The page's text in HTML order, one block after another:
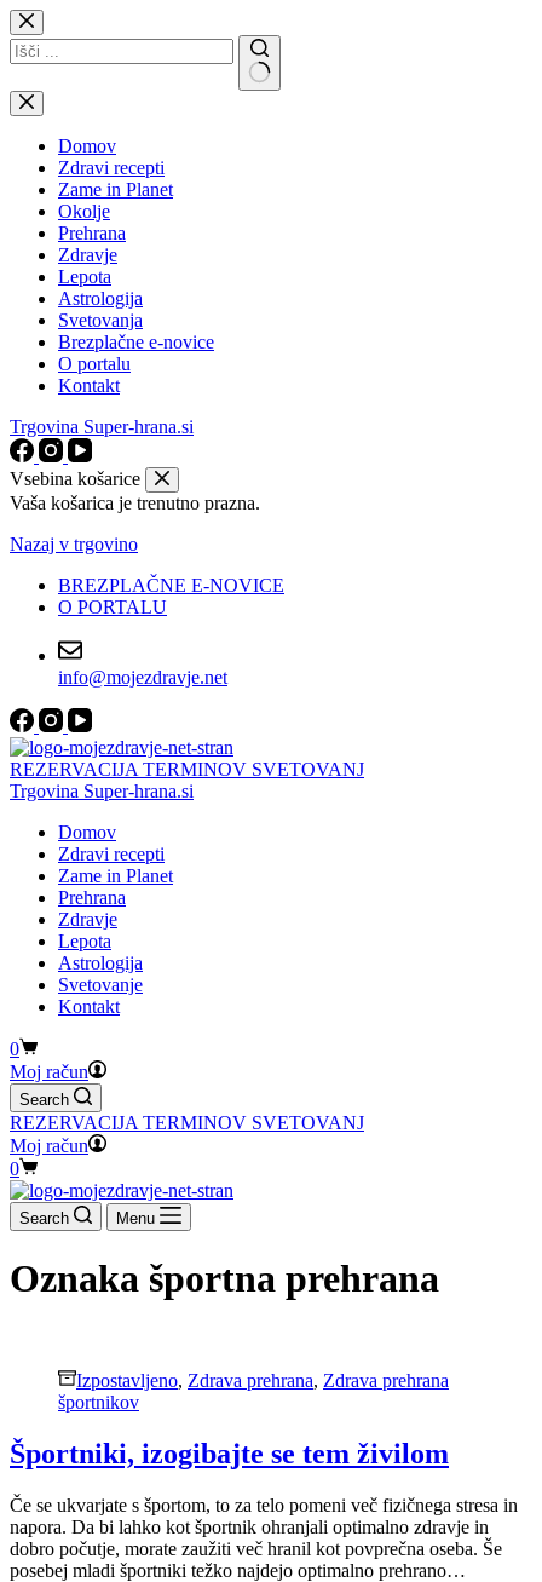
Skip
to
content
No
results
Domov
Zdravi recepti
Zame in Planet
Okolje
Prehrana
Zdravje
Lepota
Astrologija
Svetovanja
Brezplačne e-novice
O portalu
Kontakt
Trgovina Super-hrana.si
Vsebina košarice
Vaša košarica je trenutno prazna.
Nazaj v trgovino
BREZPLAČNE E-NOVICE
O PORTALU
info@mojezdravje.net
REZERVACIJA TERMINOV SVETOVANJ
Trgovina Super-hrana.si
Domov
Zdravi recepti
Zame in Planet
Prehrana
Zdravje
Lepota
Astrologija
Svetovanje
Kontakt
Shopping
cart
0
Moj račun
Search
REZERVACIJA TERMINOV SVETOVANJ
Moj račun
Shopping
cart
0
Search Menu
Oznaka športna prehrana
Izpostavljeno, Zdrava prehrana, Zdrava prehrana
športnikov
Športniki, izogibajte se tem živilom
Če se ukvarjate s športom, to za telo pomeni več fizičnega stresa in
napora. Da bi lahko kot športnik ohranjali optimalno zdravje in
dobro počutje, morate zaužiti več hranil kot povprečna oseba. Še
posebej mladi športniki težko najdejo optimalno prehrano…